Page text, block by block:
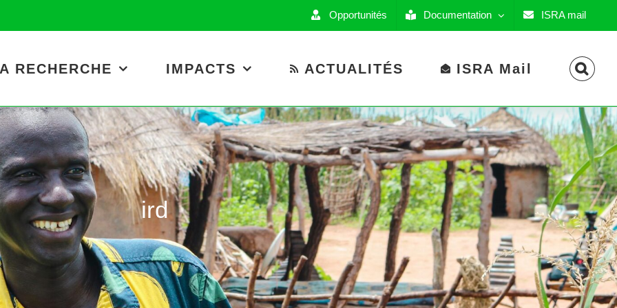
Opportunités Documentation ISRA mail
RECHERCHE IMPACTS ACTUALITÉS ISRA Mail
ird